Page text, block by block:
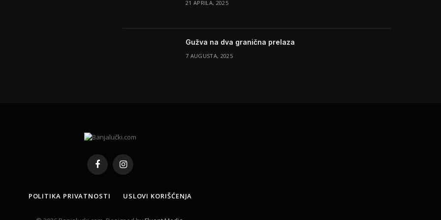
21 APRILA, 2025
Gužva na dva granična prelaza
7 AUGUSTA, 2025
FacebookInstagram
POLITIKA PRIVATNOSTI USLOVI KORIŠĆENJA